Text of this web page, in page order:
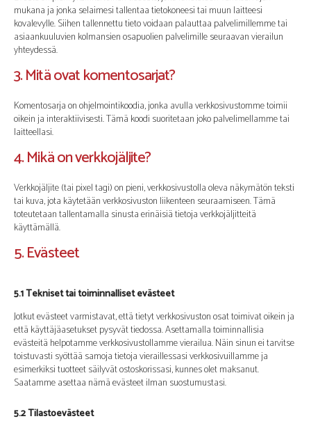
mukana ja jonka selaimesi tallentaa tietokoneesi tai muun laitteesi
kovalevylle. Siihen tallennettu tieto voidaan palauttaa palvelimillemme tai
asiaankuuluvien kolmansien osapuolien palvelimille seuraavan vierailun
yhteydessä.
3. Mitä ovat komentosarjat?
Komentosarja on ohjelmointikoodia, jonka avulla verkkosivustomme toimii
oikein ja interaktiivisesti. Tämä koodi suoritetaan joko palvelimellamme tai
laitteellasi.
4. Mikä on verkkojäljite?
Verkkojäljite (tai pixel tagi) on pieni, verkkosivustolla oleva näkymätön teksti
tai kuva, jota käytetään verkkosivuston liikenteen seuraamiseen. Tämä
toteutetaan tallentamalla sinusta erinäisiä tietoja verkkojäljitteitä
käyttämällä.
5. Evästeet
5.1 Tekniset tai toiminnalliset evästeet
Jotkut evästeet varmistavat, että tietyt verkkosivuston osat toimivat oikein ja
että käyttäjäasetukset pysyvät tiedossa. Asettamalla toiminnallisia
evästeitä helpotamme verkkosivustollamme vierailua. Näin sinun ei tarvitse
toistuvasti syöttää samoja tietoja vieraillessasi verkkosivuillamme ja
esimerkiksi tuotteet säilyvät ostoskorissasi, kunnes olet maksanut.
Saatamme asettaa nämä evästeet ilman suostumustasi.
5.2 Tilastoevästeet